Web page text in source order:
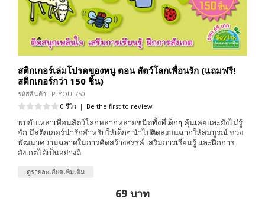
สติกเกอร์เล่มโปรดของหนู ตอน สัตว์โลกเพื่อนรัก (แถมฟรี!
สติกเกอร์กว่า 150 ชิ้น)
รหัสสินค้า : P-YOU-750
0 รีวิว | Be the first to review
พบกับเหล่าเพื่อนสัตว์โลกหลากหลายชนิดทั้งที่เด็กๆ คุ้นเคยและยังไม่รู้
จัก มีสติกเกอร์น่ารักสำหรับให้เด็กๆ นำไปติดลงบนฉากให้สมบูรณ์ ช่วย
พัฒนาความฉลาดในการคิดสร้างสรรค์ เสริมการเรียนรู้ และฝึกการ
สังเกตได้เป็นอย่างดี
ดูรายละเอียดเพิ่มเติม
69 บาท